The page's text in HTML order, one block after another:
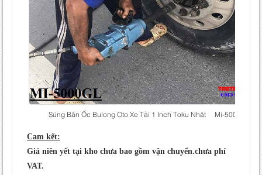
Súng Bắn Ốc Bulong Oto Xe Tải 1 Inch Toku Nhật Mi-5000gl
Cam kết:
Giá niên yết tại kho chưa bao gồm vận chuyển.chưa phí
VAT.